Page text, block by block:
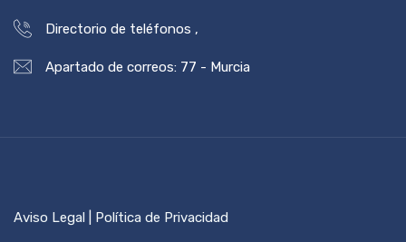
Directorio de teléfonos ,
Apartado de correos: 77 - Murcia
Aviso Legal | Política de Privacidad